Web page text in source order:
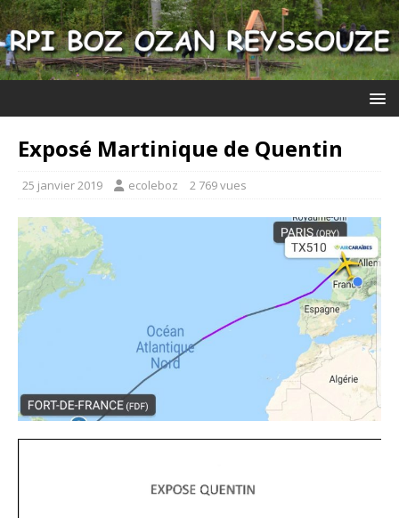
Exposé Martinique de Quentin
25 janvier 2019 ecoleboz 2 769 vues